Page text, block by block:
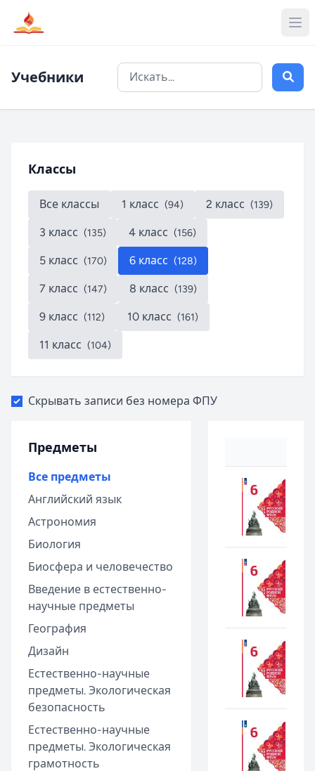
Учебники
Классы
Все классы 1 класс (94) 2 класс (139)
3 класс (135) 4 класс (156)
5 класс (170) 6 класс (128)
7 класс (147) 8 класс (139)
9 класс (112) 10 класс (161)
11 класс (104)
Скрывать записи без номера ФПУ
Предметы
Все предметы
Английский язык
Астрономия
Биология
Биосфера и человечество
Введение в естественно-
научные предметы
География
Дизайн
Естественно-научные
предметы. Экологическая
безопасность
Естественно-научные
предметы. Экологическая
грамотность